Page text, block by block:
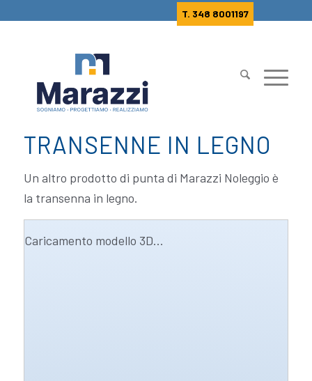
T. 348 8001197
TRANSENNE IN LEGNO
Un altro prodotto di punta di Marazzi Noleggio è
la transenna in legno.
Caricamento modello 3D...